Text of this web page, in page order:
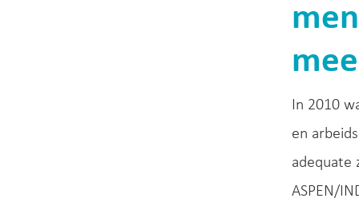
In 2010
en
adequate
ASPEN/